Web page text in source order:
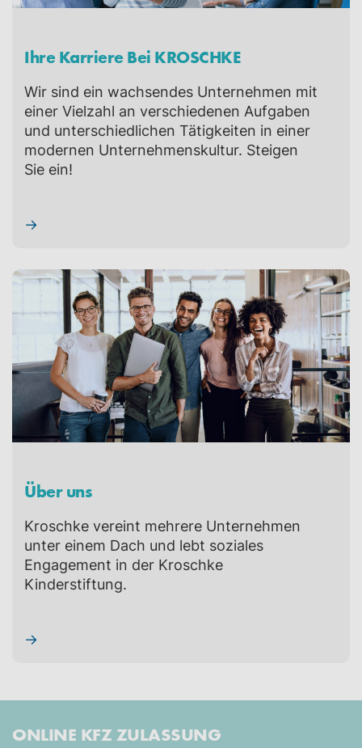
Ihre Karriere Bei KROSCHKE
Wir sind ein wachsendes Unternehmen mit
einer Vielzahl an verschiedenen Aufgaben
und unterschiedlichen Tätigkeiten in einer
modernen Unternehmenskultur. Steigen
Sie ein!
→
Über uns
Kroschke vereint mehrere Unternehmen
unter einem Dach und lebt soziales
Engagement in der Kroschke
Kinderstiftung.
→
ONLINE KFZ ZULASSUNG